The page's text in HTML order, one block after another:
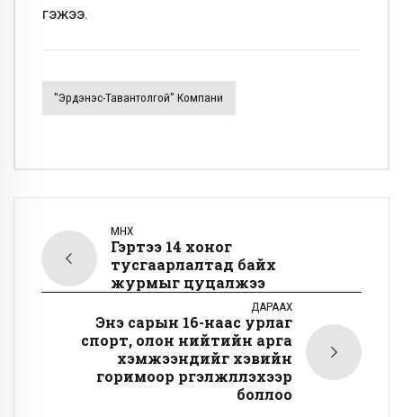
гэжээ.
"Эрдэнэс-Тавантолгой" Компани
ӨМНӨХ
Гэртээ 14 хоног
тусгаарлалтад байх
журмыг цуцалжээ
ДАРААХ
Энэ сарын 16-наас урлаг
спорт, олон нийтийн арга
хэмжээнүүдийг хэвийн
горимоор үргэлжлүүлэхээр
боллоо